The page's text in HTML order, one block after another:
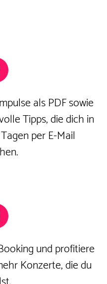
als PDF sowie
Tipps, die dich in
per E-Mail
und profitiere
Konzerte, die du